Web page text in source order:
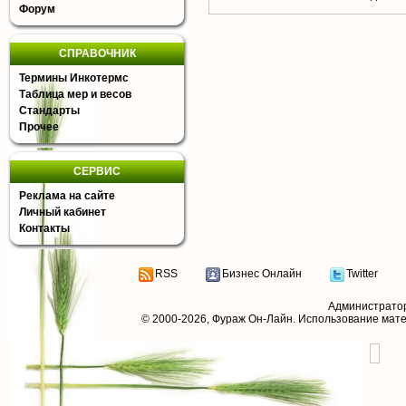
Форум
СПРАВОЧНИК
Термины Инкотермс
Таблица мер и весов
Стандарты
Прочее
СЕРВИС
Реклама на сайте
Личный кабинет
Контакты
RSS Бизнес Онлайн Twitter
© 2000-2026, Фураж Он-Лайн. Использование